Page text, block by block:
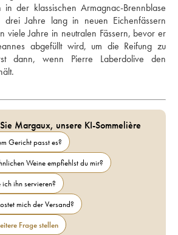
der klassischen Armagnac-Brennblase
Jahre lang in neuen Eichenfässern
viele Jahre in neutralen Fässern, bevor er
abgefüllt wird, um die Reifung zu
dann, wenn Pierre Laberdolive den
Margaux, unsere KI-Sommelière
Gericht passt es?
Weine empfiehlst du mir?
ihn servieren?
mich der Versand?
Frage stellen